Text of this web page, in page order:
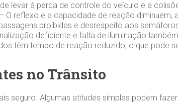
levar à perda de controle do veículo e a
– O reflexo e a capacidade de reação diminuem,
proibidas e desrespeito aos
deficiente e falta de iluminação
têm tempo de reação reduzido, o que pode
no Trânsito
seguro. Algumas atitudes simples podem